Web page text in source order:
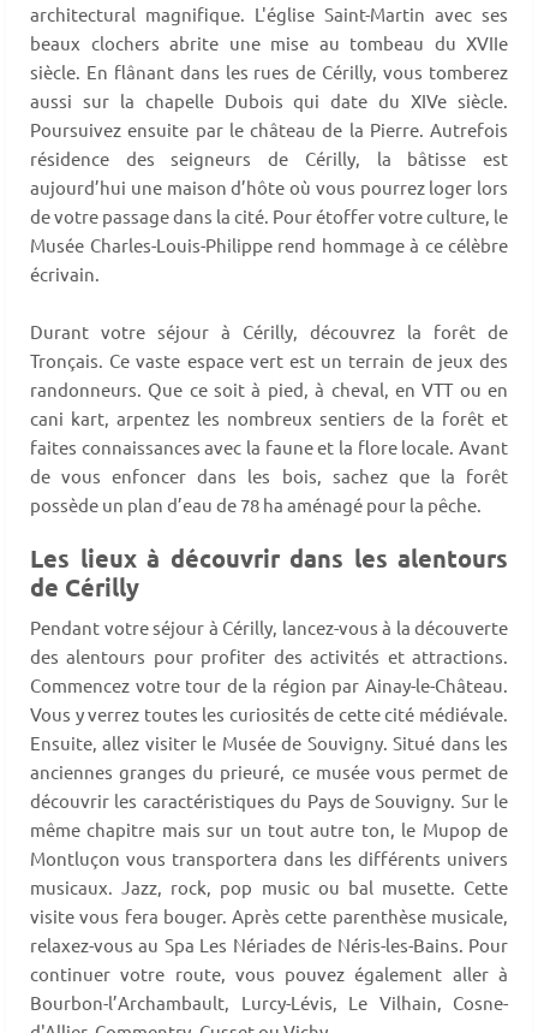
architectural magnifique. L'église Saint-Martin avec ses
beaux clochers abrite une mise au tombeau du XVIIe
siècle. En flânant dans les rues de Cérilly, vous tomberez
aussi sur la chapelle Dubois qui date du XIVe siècle.
Poursuivez ensuite par le château de la Pierre. Autrefois
résidence des seigneurs de Cérilly, la bâtisse est
aujourd’hui une maison d’hôte où vous pourrez loger lors
de votre passage dans la cité. Pour étoffer votre culture, le
Musée Charles-Louis-Philippe rend hommage à ce célèbre
écrivain.
Durant votre séjour à Cérilly, découvrez la forêt de
Tronçais. Ce vaste espace vert est un terrain de jeux des
randonneurs. Que ce soit à pied, à cheval, en VTT ou en
cani kart, arpentez les nombreux sentiers de la forêt et
faites connaissances avec la faune et la flore locale. Avant
de vous enfoncer dans les bois, sachez que la forêt
possède un plan d’eau de 78 ha aménagé pour la pêche.
Les lieux à découvrir dans les alentours
de Cérilly
Pendant votre séjour à Cérilly, lancez-vous à la découverte
des alentours pour profiter des activités et attractions.
Commencez votre tour de la région par Ainay-le-Château.
Vous y verrez toutes les curiosités de cette cité médiévale.
Ensuite, allez visiter le Musée de Souvigny. Situé dans les
anciennes granges du prieuré, ce musée vous permet de
découvrir les caractéristiques du Pays de Souvigny. Sur le
même chapitre mais sur un tout autre ton, le Mupop de
Montluçon vous transportera dans les différents univers
musicaux. Jazz, rock, pop music ou bal musette. Cette
visite vous fera bouger. Après cette parenthèse musicale,
relaxez-vous au Spa Les Nériades de Néris-les-Bains. Pour
continuer votre route, vous pouvez également aller à
Bourbon-l’Archambault, Lurcy-Lévis, Le Vilhain, Cosne-